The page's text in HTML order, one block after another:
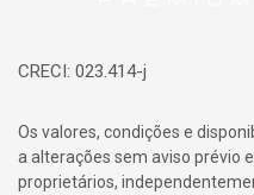
CRECI: 023.414-j
Os valores, condições e
a alterações sem aviso prévio
proprietários,